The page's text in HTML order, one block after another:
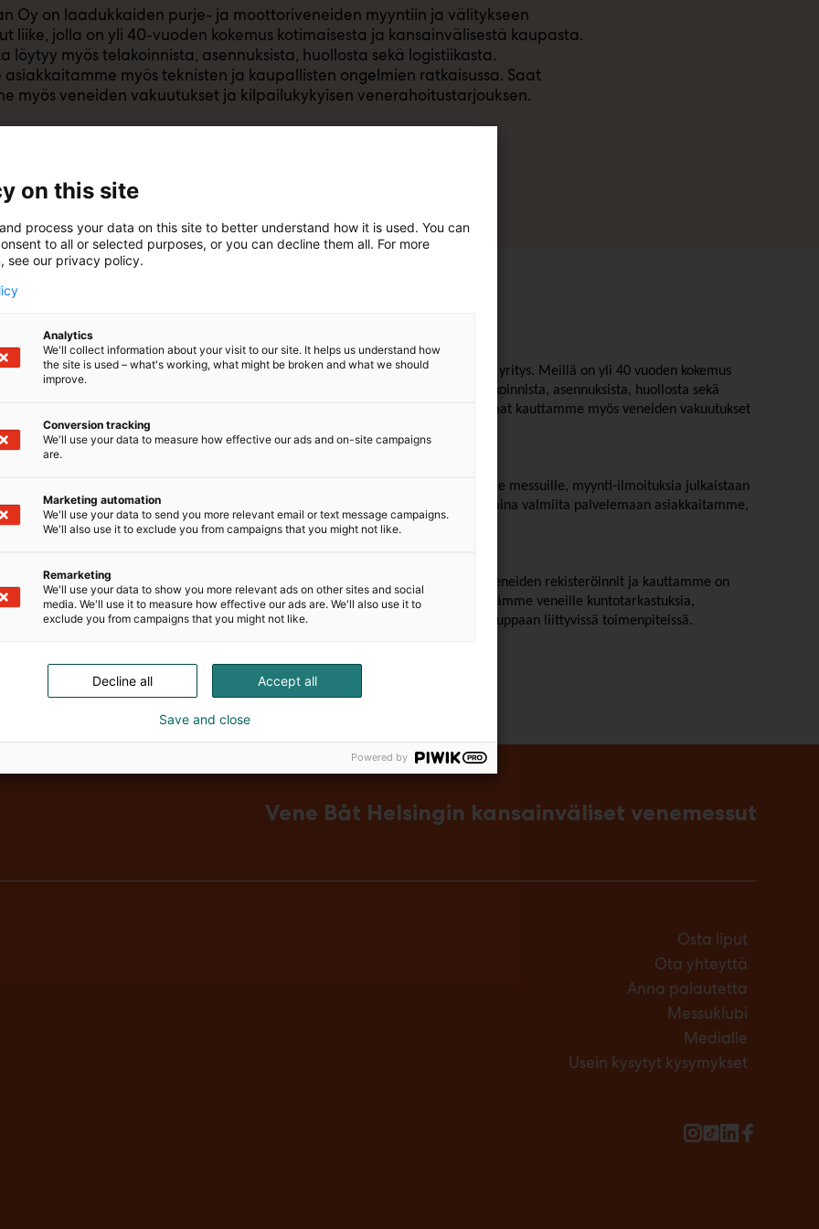
Oy on laadukkaiden purje- ja moottoriveneiden myyntiin ja välitykseen
liike, jolla on yli 40-vuoden kokemus kotimaisesta ja kansainvälisestä kaupasta.
löytyy myös telakoinnista, asennuksista, huollosta sekä logistiikasta.
myös teknisten ja kaupallisten ongelmien ratkaisussa. Saat
myös veneiden vakuutukset ja kilpailukykyisen venerahoitustarjouksen.
OY
Oy on laadukkaiden purje- ja moottoriveneiden myyntiin ja välitykseen erikoistunut yritys. Meillä on yli 40 vuoden kokemus
ja kansainvälisestä kaupasta. Vuosikymmenten lisäkokemusta löytyy veneiden telakoinnista, asennuksista, huollosta sekä
Autamme asiakkaitamme myös teknisten ja kaupallisten ongelmien ratkaisussa. Saat kauttamme myös veneiden vakuutukset
venerahoitustarjouksen.
Oy markkinoi myynnissämme olevia veneitä osallistumalla kaikille alan merkittäville messuille, myynti-ilmoituksia julkaistaan
lehdissä ja myytävät veneet saavat myös laajan näkyvyyden verkossa. Olemme aina valmiita palvelemaan asiakkaitamme,
ja viikonloppuisin.
myös toimeksiannosta ja asiakkaiden toivomuksesta ulkomailta. Hoidamme veneiden rekisteröinnit ja kauttamme on
rahoitusvaihtoehdot luotettavilta rahoituslaitoksilta. Teemme tai teetämme veneille kuntotarkastuksia,
kauppaan liittyvistä asiakirjoista, autamme rahdeissa, vakuutuksissa ja muissa kauppaan liittyvissä toimenpiteissä.
Vene Båt Helsingin kansainväliset venemessut
Osta liput
Ota yhteyttä
Anna palautetta
Messuklubi
Medialle
Usein kysytyt kysymykset
on this site
process your data on this site to better understand how it is used. You can
to all or selected purposes, or you can decline them all. For more
see our privacy policy.
Analytics
We'll collect information about your visit to our site. It helps us understand how
the site is used – what's working, what might be broken and what we should
improve.
Conversion tracking
We'll use your data to measure how effective our ads and on-site campaigns
are.
Marketing automation
We'll use your data to send you more relevant email or text message campaigns.
We'll also use it to exclude you from campaigns that you might not like.
Remarketing
We'll use your data to show you more relevant ads on other sites and social
media. We'll use it to measure how effective our ads are. We'll also use it to
exclude you from campaigns that you might not like.
Accept all
Decline all
Save and close
Powered by